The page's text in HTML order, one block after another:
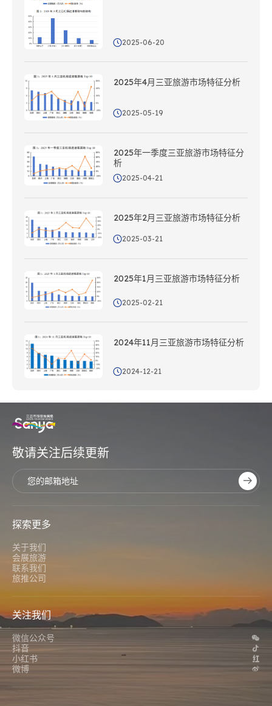
2025-06-20
2025年4月三亚旅游市场特征分析
2025-05-19
2025年一季度三亚旅游市场特征分
析
2025-04-21
2025年2月三亚旅游市场特征分析
2025-03-21
2025年1月三亚旅游市场特征分析
2025-02-21
2024年11月三亚旅游市场特征分析
2024-12-21
敬请关注后续更新
探索更多
关于我们
会展旅游
联系我们
旅推公司
关注我们
微信公众号
抖音
小红书
微博